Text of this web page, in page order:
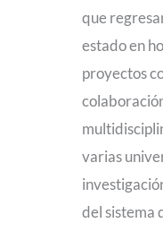
que
estado en
proyectos
varias
del sistema